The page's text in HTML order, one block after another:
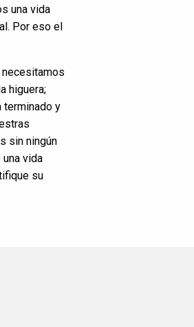
una vida
Por eso el
higuera;
terminado y
sin ningún
vida
su